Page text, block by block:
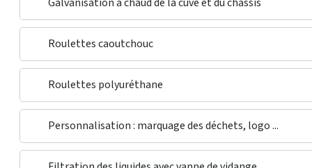
Roulettes caoutchouc
Roulettes polyuréthane
Personnalisation : marquage des déchets, logo ...